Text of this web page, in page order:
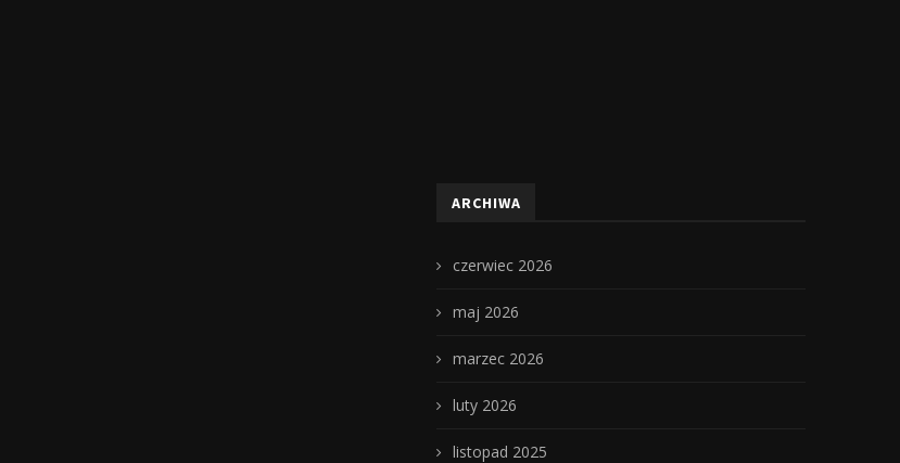
ARCHIWA
czerwiec 2026
maj 2026
marzec 2026
luty 2026
listopad 2025